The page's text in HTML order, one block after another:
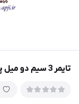
تایمر 3 سیم دو میل پاکشوما